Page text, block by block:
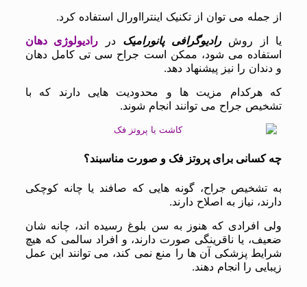
از جمله می توان از تکنیک اینترااورال استفاده کرد.
یا از روشرادیوگرافی پانورامیک در رادیولوژی دهان
استفاده می شود، ممکن است جراح سی تی کامل دهان
و دندان را نیز پیشنهاد دهد.
که هرکدام مزیت ها و محدودیت هایی دارند که با
تشخیص جراح می توانند انجام شوند.
چه کسانی برای پروتز فک و صورت مناسبند؟
به تشخیص جراح، گونه هایی که صافند یا چانه کوچکی
دارند، نیاز به اصلاح دارند.
ولی افرادی که هنوز به سن بلوغ رسیده اند، چانه شان
ضعیف، یا ناقرینگی صورت دارند، و افراد سالمی که هیچ
شرایط پزشکی آن ها را منع نمی کند، می توانند این عمل
زیبایی را انجام دهند.